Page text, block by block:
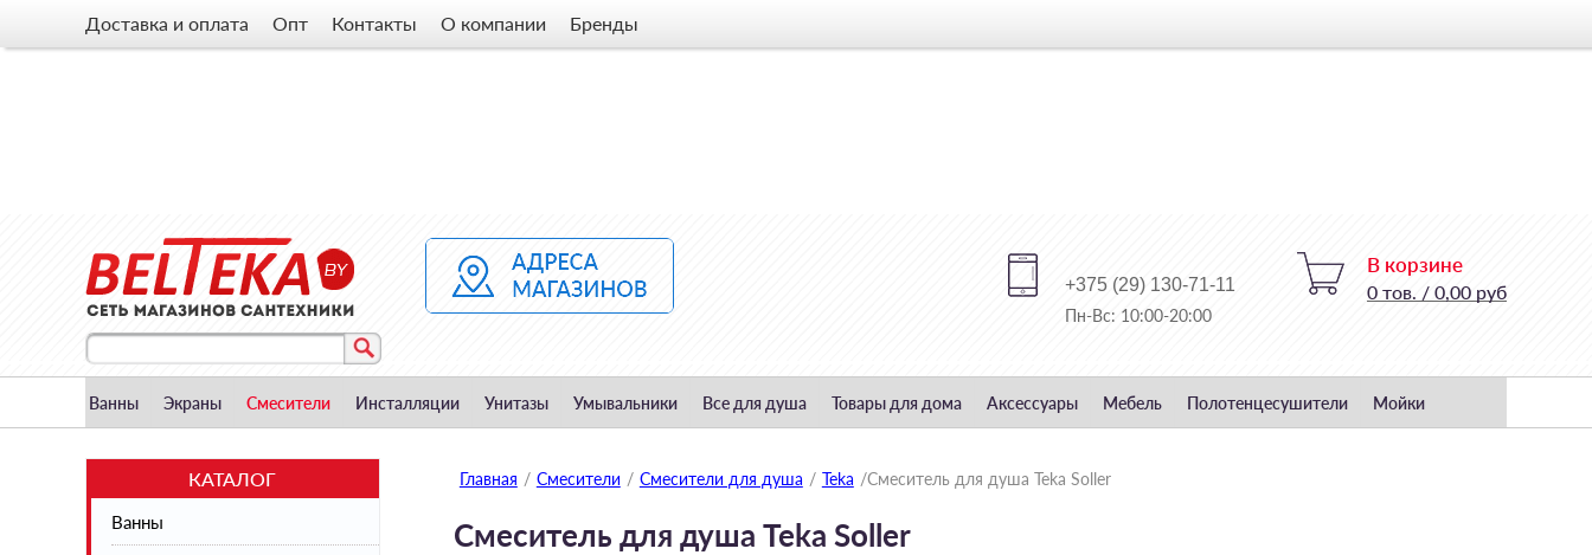
Доставка и оплата Опт Контакты О компании Бренды
В корзине
0 тов. / 0,00 руб
+375 (29) 130-71-11
Пн-Вс: 10:00-20:00
Ванны Экраны Смесители Инсталляции Унитазы Умывальники Все для душа Товары для дома Аксессуары Мебель Полотенцесушители Мойки
Главная / Смесители / Смесители для душа / Teka /Смеситель для душа Teka Soller
Смеситель для душа Teka Soller
КАТАЛОГ
Ванны